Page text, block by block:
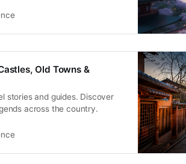
Old Towns &
stories and guides. Discover
across the country.